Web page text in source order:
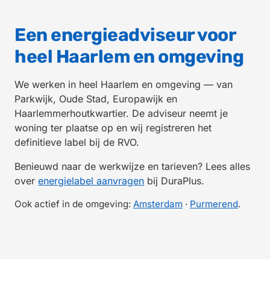
Een energieadviseur voor
heel Haarlem en omgeving
We werken in heel Haarlem en omgeving — van
Parkwijk, Oude Stad, Europawijk en
Haarlemmerhoutkwartier. De adviseur neemt je
woning ter plaatse op en wij registreren het
definitieve label bij de RVO.
Benieuwd naar de werkwijze en tarieven? Lees alles
over energielabel aanvragen bij DuraPlus.
Ook actief in de omgeving: Amsterdam · Purmerend.